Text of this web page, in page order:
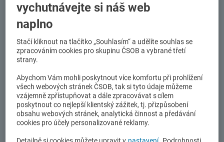
Kdo se u nás může pojistit?
Podnikatelé provozující nebo vlastnící letadla
Soukromé osoby vlastnící letadlo na své rodné
číslo
Piloti letadel, aerokluby, a letecké asociace
Co umíme pojistit?
vychutnávejte si náš web
naplno
Stačí kliknout na tlačítko „Souhlasím“ a udělíte souhlas se
zpracováním cookies pro skupinu ČSOB a vybrané třetí
strany.
Abychom Vám mohli poskytnout více komfortu při prohlížení
všech webových stránek ČSOB, tak si tyto údaje můžeme
vzájemně zpřístupňovat a dále zpracovávat s cílem
poskytnout co nejlepší klientský zážitek, tj. přizpůsobení
obsahu webových stránek, analytická činnost a předávání
cookies pro účely personalizované reklamy.